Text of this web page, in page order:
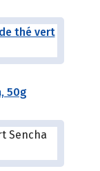
50g